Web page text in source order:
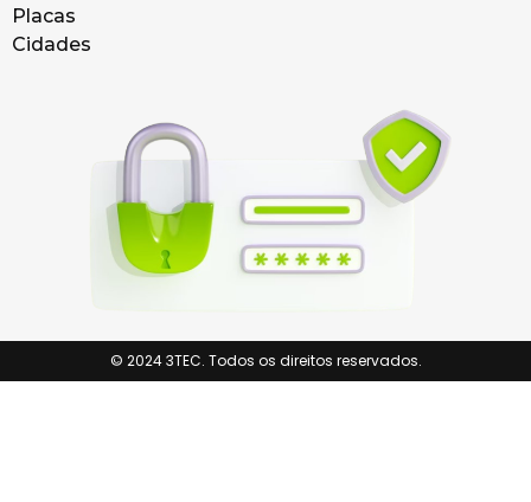
Placas
Cidades
© 2024 3TEC. Todos os direitos reservados.